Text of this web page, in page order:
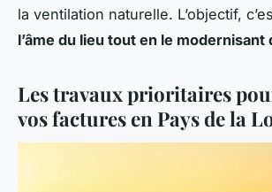
la ventilation naturelle. L’objectif,
l’âme du lieu tout en le
Les travaux prioritaires
vos factures en Pays de la